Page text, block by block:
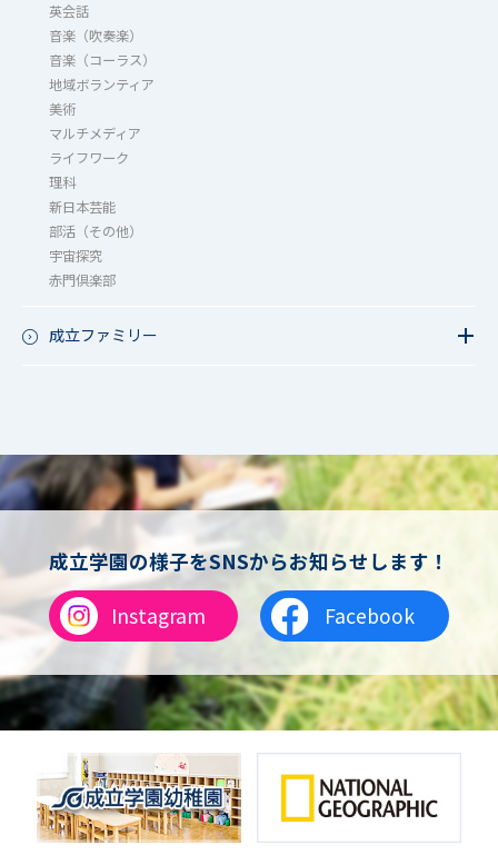
英会話
音楽（吹奏楽）
音楽（コーラス）
地域ボランティア
美術
マルチメディア
ライフワーク
理科
新日本芸能
部活（その他）
宇宙探究
赤門倶楽部
成立ファミリー
成立学園の様子をSNSからお知らせします！
Instagram
Facebook